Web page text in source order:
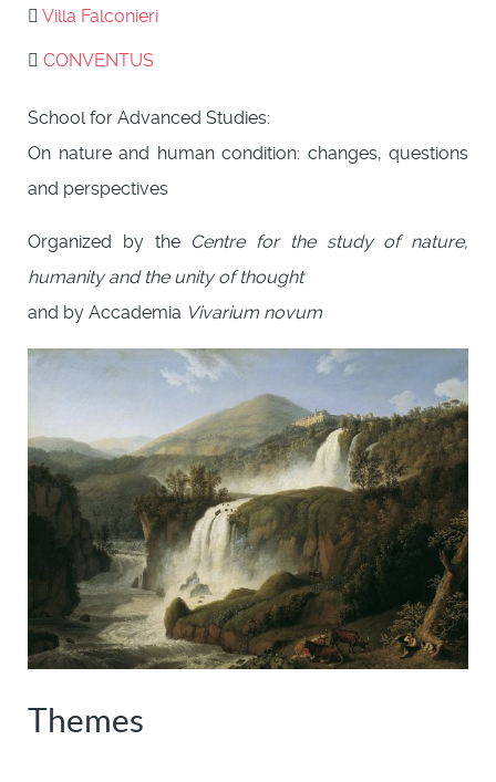
Villa Falconieri
CONVENTUS
School for Advanced Studies:
On nature and human condition: changes, questions
and perspectives
Organized by the Centre for the study of nature,
humanity and the unity of thought
and by Accademia Vivarium novum
Themes